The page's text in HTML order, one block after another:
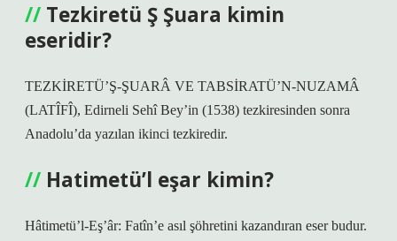
Tezkiretü Ş Şuara kimin
eseridir?
TEZKİRETÜ’Ş-ŞUARÂ VE TABSİRATÜ’N-NUZAMÂ
(LATÎFÎ), Edirneli Sehî Bey’in (1538) tezkiresinden sonra
Anadolu’da yazılan ikinci tezkiredir.
Hatimetü’l eşar kimin?
Hâtimetü’l-Eş’âr: Fatîn’e asıl şöhretini kazandıran eser budur.